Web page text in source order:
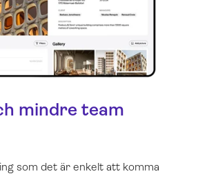
mindre team
som det är enkelt att komma